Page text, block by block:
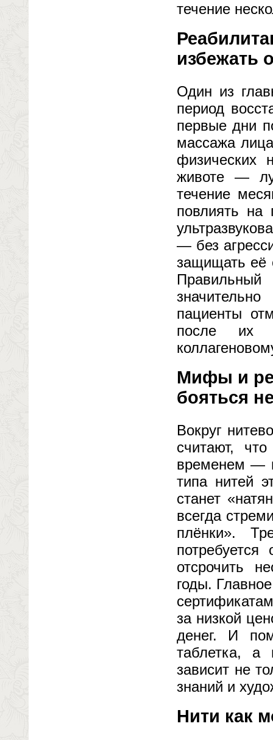
течение
избежать
Один из
период
первые дни
массажа
физических
животе —
течение
повлиять на
— без
защищать её
пациенты
после их
Мифы и
бояться
Вокруг
считают,
временем —
типа нитей
станет
всегда
плёнки».
отсрочить
годы.
за низкой
денег. И
таблетка, а
зависит не
знаний и
Нити как